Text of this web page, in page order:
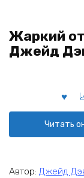
Жаркий
Джейд
Читать
Автор: Джейд